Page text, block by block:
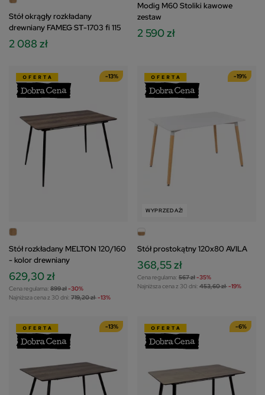
Stół okrągły rozkładany
drewniany FAMEG ST-1703 fi 115
2 088 zł
Modig M60 Stoliki kawowe
zestaw
2 590 zł
-13%
Stół rozkładany MELTON 120/160
- kolor drewniany
629,30 zł
Cena regularna: 899 zł-30%
Najniższa cena z 30 dni: 719,20 zł-13%
-19%
WYPRZEDAŻ!
Stół prostokątny 120x80 AVILA
368,55 zł
Cena regularna: 567 zł-35%
Najniższa cena z 30 dni: 453,60 zł-19%
-13% -6%